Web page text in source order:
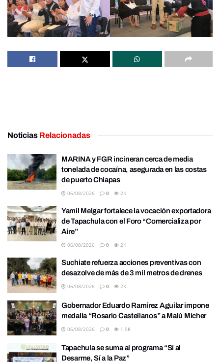
Noticias Relacionadas
MARINA y FGR incineran cerca de media
tonelada de cocaína, asegurada en las costas
de puerto Chiapas
06/08/2026 0 2K
Yamil Melgar fortalece la vocación exportadora
de Tapachula con el Foro “Comercializa por
Aire”
06/08/2026 0 2K
Suchiate refuerza acciones preventivas con
desazolve de más de 3 mil metros de drenes
06/08/2026 0 2K
Gobernador Eduardo Ramírez Aguilar impone
medalla “Rosario Castellanos” a Malú Mícher
06/08/2026 0 1.9K
Tapachula se suma al programa “Sí al
Desarme, Sí a la Paz”